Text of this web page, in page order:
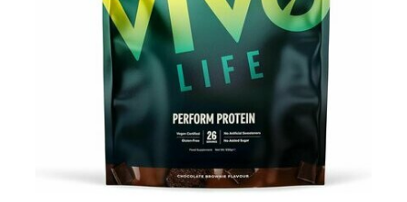
☕ LATTE MACCHIATO GLACÉ